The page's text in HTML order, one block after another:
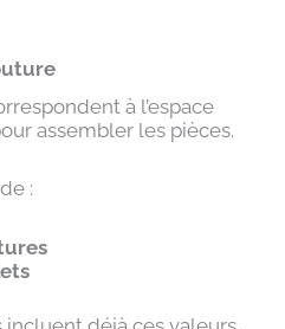
à l’espace
assembler les pièces.
: